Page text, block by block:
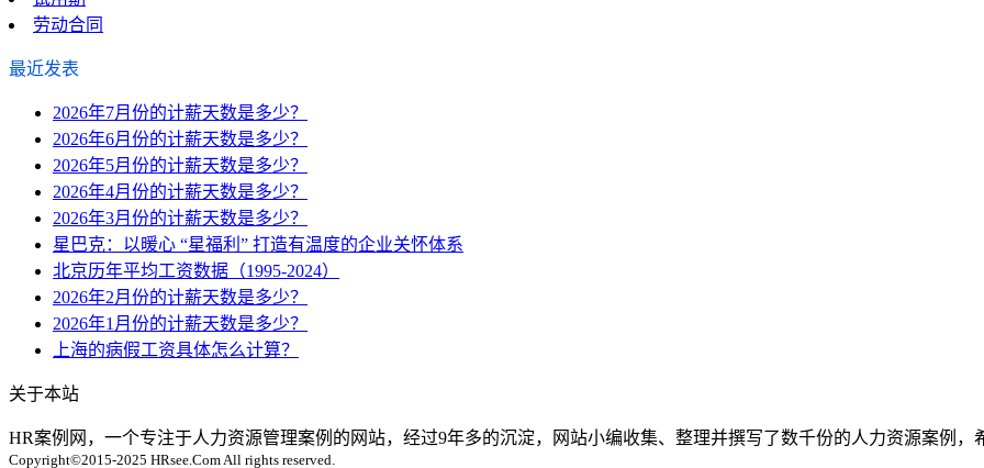
劳动合同
最近发表
2026年7月份的计薪天数是多少？
2026年6月份的计薪天数是多少？
2026年5月份的计薪天数是多少？
2026年4月份的计薪天数是多少？
2026年3月份的计薪天数是多少？
星巴克：以暖心 “星福利” 打造有温度的企业关怀体系
北京历年平均工资数据（1995-2024）
2026年2月份的计薪天数是多少？
2026年1月份的计薪天数是多少？
上海的病假工资具体怎么计算？
关于本站
HR案例网，一个专注于人力资源管理案例的网站，经过9年多的沉淀，网站小编收集、整理并撰写了数千份的人力资源案例
Copyright©2015-2025 HRsee.Com All rights reserved.